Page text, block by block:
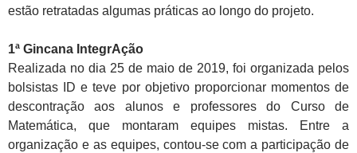
estão retratadas algumas práticas ao longo do projeto.
1ª Gincana IntegrAção
Realizada no dia 25 de maio de 2019, foi organizada pelos
bolsistas ID e teve por objetivo proporcionar momentos de
descontração aos alunos e professores do Curso de
Matemática, que montaram equipes mistas. Entre a
organização e as equipes, contou-se com a participação de